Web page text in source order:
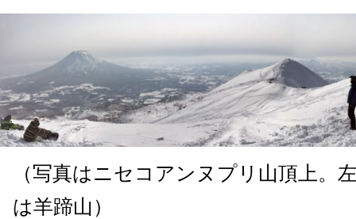
（写真はニセコアンヌプリ山頂上。
は羊蹄山）